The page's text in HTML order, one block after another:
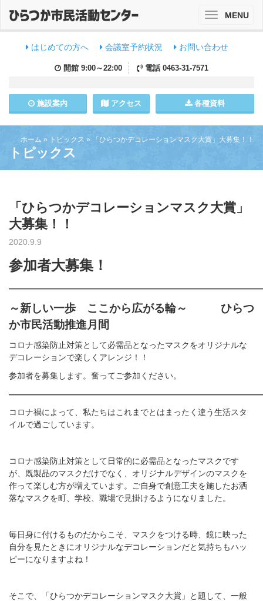
はじめての方へ 会議室予約状況 お問い合わせ
開館 9:00～22:00 電話 0463-31-7571
施設案内 アクセス 各種資料
ToggleMENU
ホーム » トピックス » 「ひらつかデコレーションマスク大賞」大募集！！
トピックス
「ひらつかデコレーションマスク大賞」
大募集！！
2020.9.9
参加者大募集！
～新しい一歩 ここから広がる輪～ ひらつ
か市民活動推進月間
コロナ感染防止対策として必需品となったマスクをオリジナルな
デコレーションで楽しくアレンジ！！
参加者を募集します。奮ってご参加ください。
コロナ禍によって、私たちはこれまでとはまったく違う生活スタ
イルで過ごしています。
コロナ感染防止対策として日常的に必需品となったマスクです
が、既製品のマスクだけでなく、オリジナルデザインのマスクを
作って楽しむ方が増えています。ご自身で創意工夫を施したお洒
落なマスクを町、学校、職場で見掛けるようになりました。
毎日身に付けるものだからこそ、マスクをつける時、鏡に映った
自分を見たときにオリジナルなデコレーションだと気持ちもハッ
ピーになりますよね！
そこで、「ひらつかデコレーションマスク大賞」と題して、一般